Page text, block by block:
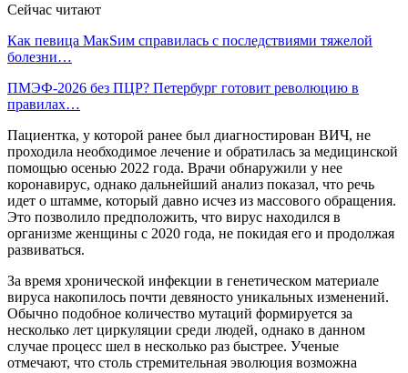
Сейчас читают
Как певица МакSим справилась с последствиями тяжелой
болезни…
ПМЭФ-2026 без ПЦР? Петербург готовит революцию в
правилах…
Пациентка, у которой ранее был диагностирован ВИЧ, не
проходила необходимое лечение и обратилась за медицинской
помощью осенью 2022 года. Врачи обнаружили у нее
коронавирус, однако дальнейший анализ показал, что речь
идет о штамме, который давно исчез из массового обращения.
Это позволило предположить, что вирус находился в
организме женщины с 2020 года, не покидая его и продолжая
развиваться.
За время хронической инфекции в генетическом материале
вируса накопилось почти девяносто уникальных изменений.
Обычно подобное количество мутаций формируется за
несколько лет циркуляции среди людей, однако в данном
случае процесс шел в несколько раз быстрее. Ученые
отмечают, что столь стремительная эволюция возможна